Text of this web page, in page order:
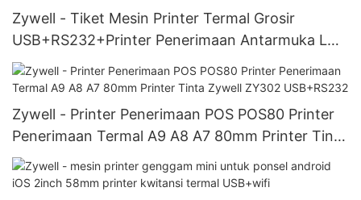
Zywell - Tiket Mesin Printer Termal Grosir
USB+RS232+Printer Penerimaan Antarmuka LAN
ZY808 USB+RS232+LAN
Zywell - Printer Penerimaan POS POS80 Printer
Penerimaan Termal A9 A8 A7 80mm Printer Tinta
Zywell ZY302 USB+RS232